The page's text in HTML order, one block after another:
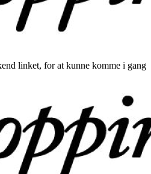
linket, for at kunne komme i gang